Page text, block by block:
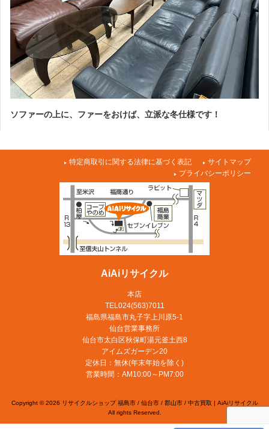
ソファーの上に、ファーをおけば、立派な冬仕様です！
特定商取引に関する法律に基づく表記
サイトマップ
プライバシーポリシー
AiAiリサイクル
本店
TEL024(563)7011
福島県福島市丸子字上川原5-1
仙台営業事務所
仙台市太白区秋保町湯元釜土西8
アイムズガーデン20
定休日：無休(年末年始を除く)
営業時間：AM10:00～PM7:00
Copyright © 2026 リサイクルショップ 福島市 / 仙台市 / 郡山市 / 中古買取 | AiAiリサイクル
All rights Reserved.